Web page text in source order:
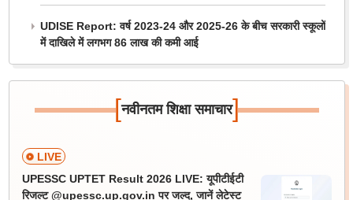
UDISE Report: वर्ष 2023-24 और 2025-26 के बीच सरकारी स्कूलों
में दाखिले में लगभग 86 लाख की कमी आई
[नवीनतम शिक्षा समाचार]
LIVE
UPESSC UPTET Result 2026 LIVE: यूपीटीईटी
रिजल्ट @upessc.up.gov.in पर जल्द, जानें लेटेस्ट